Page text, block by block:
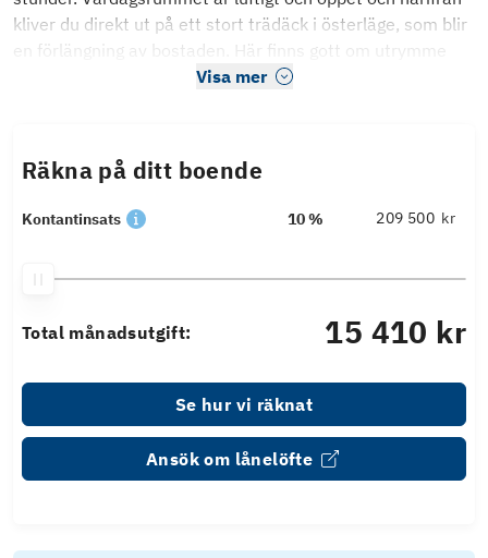
kliver du direkt ut på ett stort trädäck i österläge, som blir
en förlängning av bostaden. Här finns gott om utrymme
Visa mer
Räkna på ditt boende
Kontantinsats 10 % kr
Total månadsutgift: 15 410 kr
Se hur vi räknat
Ansök om lånelöfte